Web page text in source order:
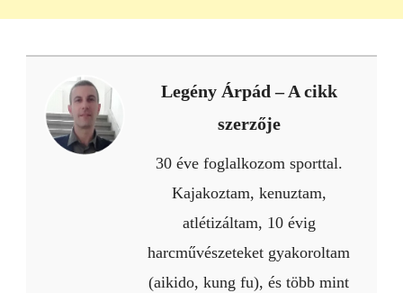
Legény Árpád – A cikk
szerzője
30 éve foglalkozom sporttal.
Kajakoztam, kenuztam,
atlétizáltam, 10 évig
harcművészeteket gyakoroltam
(aikido, kung fu), és több mint